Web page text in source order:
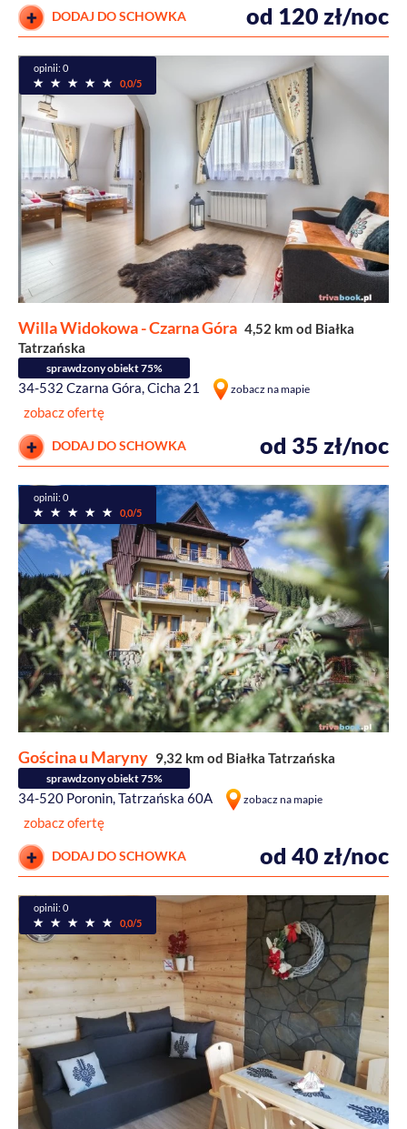
DODAJ DO SCHOWKA od 120 zł/noc
opinii: 0
0,0/5
Willa Widokowa - Czarna Góra 4,52 km od Białka
Tatrzańska
sprawdzony obiekt 75%
34-532 Czarna Góra, Cicha 21 zobacz na mapie
zobacz ofertę
DODAJ DO SCHOWKA od 35 zł/noc
opinii: 0
0,0/5
Gościna u Maryny 9,32 km od Białka Tatrzańska
sprawdzony obiekt 75%
34-520 Poronin, Tatrzańska 60A zobacz na mapie
zobacz ofertę
DODAJ DO SCHOWKA od 40 zł/noc
opinii: 0
0,0/5